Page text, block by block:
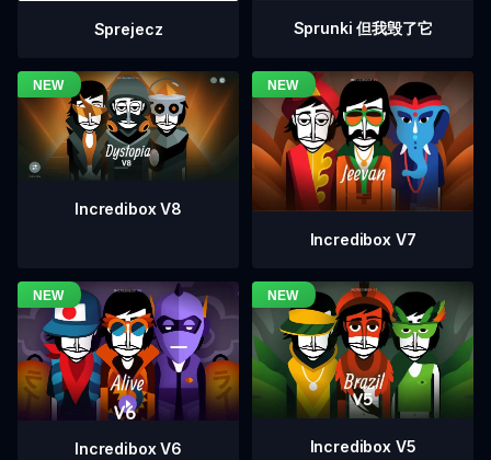
Sprejecz Sprunki 但我毁了它
Incredibox V8
Incredibox V7
Incredibox V6 Incredibox V5